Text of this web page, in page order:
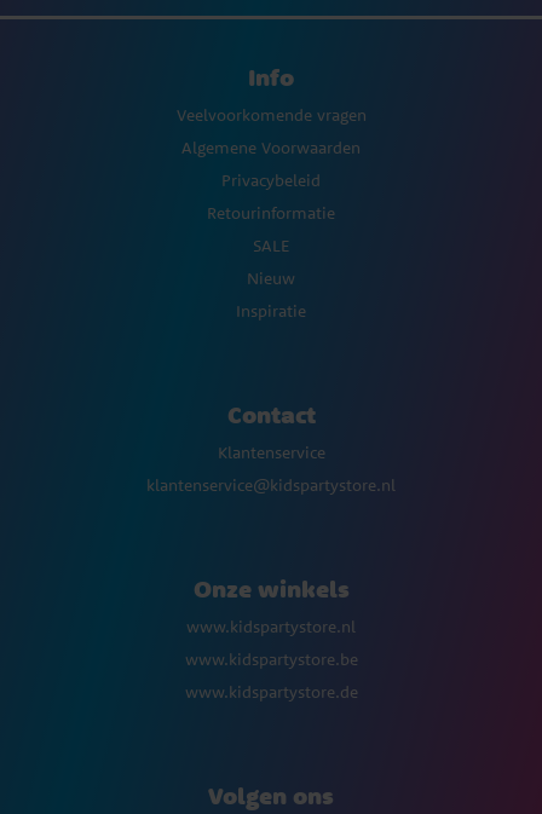
Info
Veelvoorkomende vragen
Algemene Voorwaarden
Privacybeleid
Retourinformatie
SALE
Nieuw
Inspiratie
Contact
Klantenservice
klantenservice@kidspartystore.nl
Onze winkels
www.kidspartystore.nl
www.kidspartystore.be
www.kidspartystore.de
Volgen ons